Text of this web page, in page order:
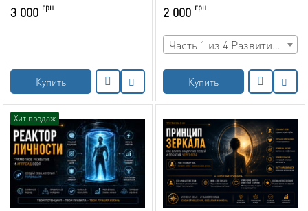
3 000 грн
Купить
2 000 грн
Часть 1 из 4 Развитие женственности и глубинного потенциала (5 ч 54 мин)
Купить
Хит продаж